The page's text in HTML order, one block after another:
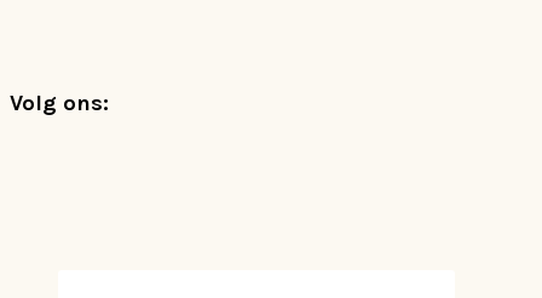
Footer
Volg ons: